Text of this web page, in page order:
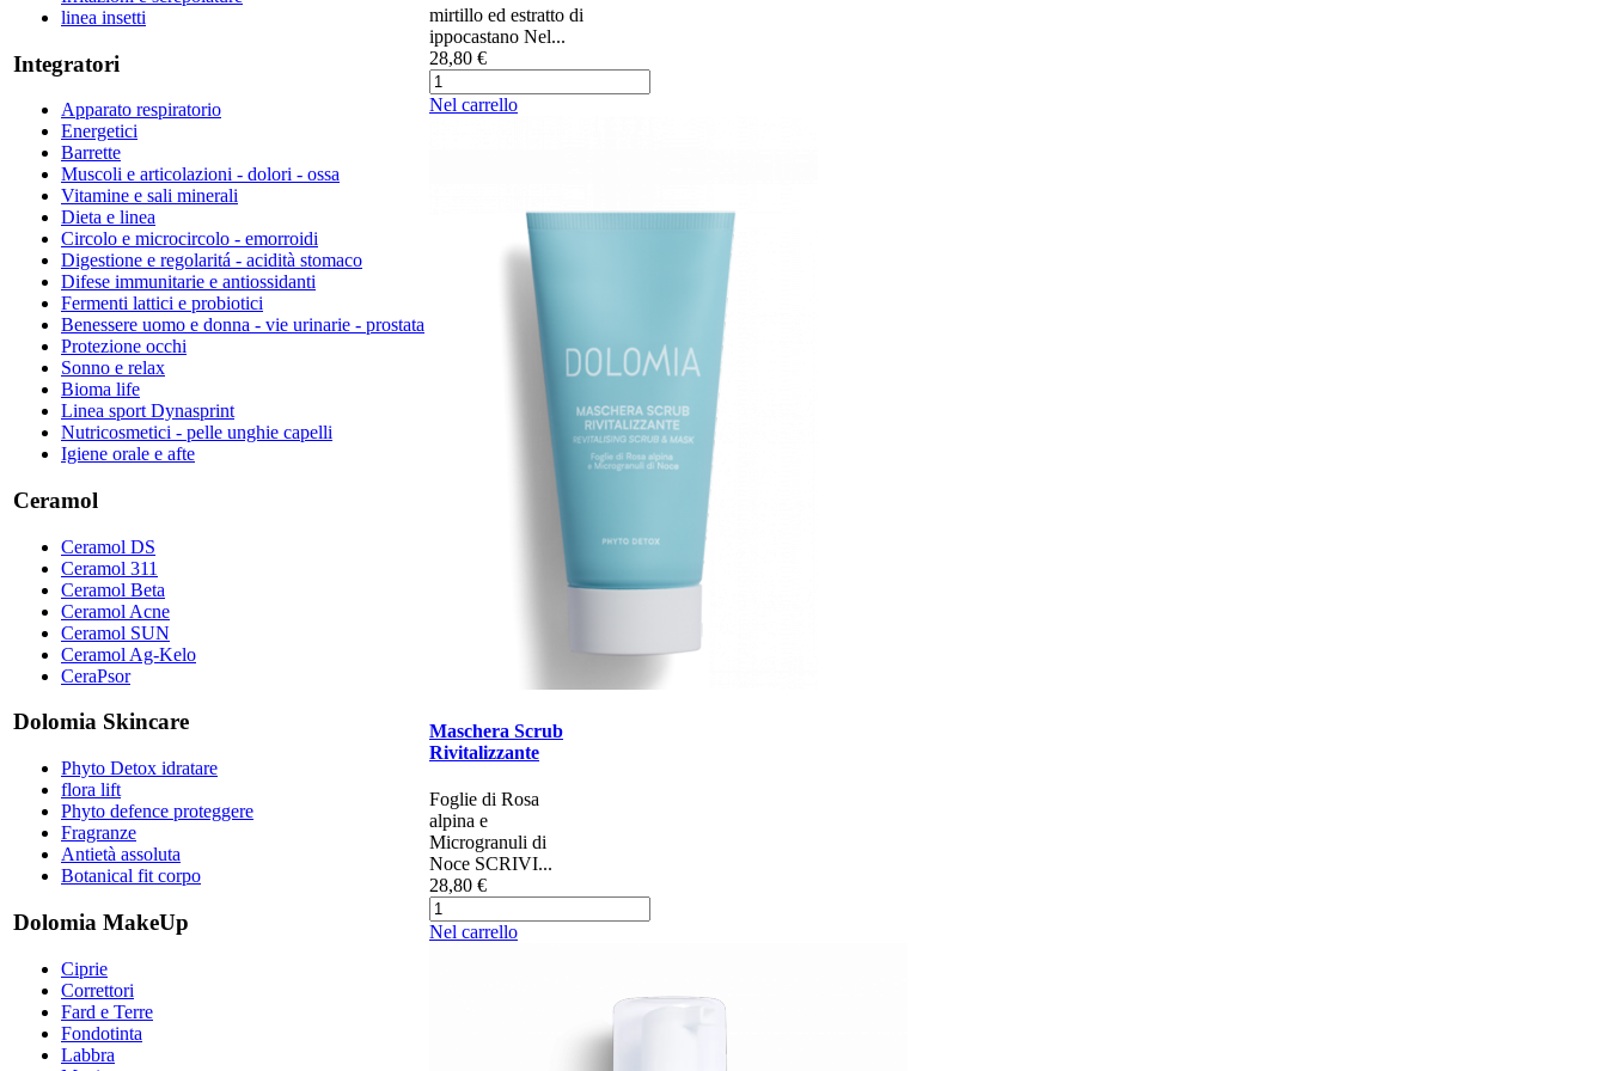
linea insetti
Integratori
Apparato respiratorio
Energetici
Barrette
Muscoli e articolazioni - dolori - ossa
Vitamine e sali minerali
Dieta e linea
Circolo e microcircolo - emorroidi
Digestione e regolaritá - acidità stomaco
Difese immunitarie e antiossidanti
Fermenti lattici e probiotici
Benessere uomo e donna - vie urinarie - prostata
Protezione occhi
Sonno e relax
Bioma life
Linea sport Dynasprint
Nutricosmetici - pelle unghie capelli
Igiene orale e afte
Ceramol
Ceramol DS
Ceramol 311
Ceramol Beta
Ceramol Acne
Ceramol SUN
Ceramol Ag-Kelo
CeraPsor
Dolomia Skincare
Phyto Detox idratare
flora lift
Phyto defence proteggere
Fragranze
Antietà assoluta
Botanical fit corpo
Dolomia MakeUp
Ciprie
Correttori
Fard e Terre
Fondotinta
Labbra
mirtillo ed estratto di
ippocastano Nel...
28,80 €
Nel carrello
Maschera Scrub
Rivitalizzante
Foglie di Rosa
alpina e
Microgranuli di
Noce SCRIVI...
28,80 €
Nel carrello